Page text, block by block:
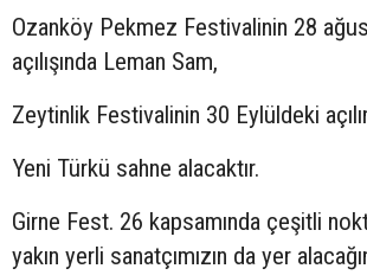
Ozanköy Pekmez Festivalinin 28
açılışında Leman Sam,
Zeytinlik Festivalinin 30 Eylüldeki
Yeni Türkü sahne alacaktır.
Girne Fest. 26 kapsamında çeşitli
yakın yerli sanatçımızın da yer